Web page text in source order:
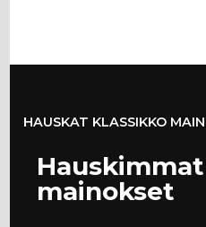
HAUSKAT KLASSIKKO
mainokset